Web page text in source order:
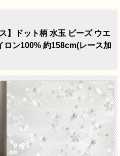
】ドット柄 水玉 ビーズ ウエ
ロン100% 約158cm(レース加